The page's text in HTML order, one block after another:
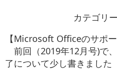
カテゴリ
【Microsoft Oﬃceのサポー
前回（2019年12月号)で
了について少し書きました